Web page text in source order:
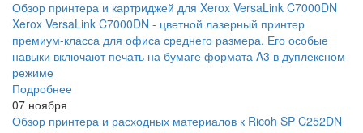
Обзор принтера и картриджей для Xerox VersaLink C7000DN
Xerox VersaLink C7000DN - цветной лазерный принтер
премиум-класса для офиса среднего размера. Его особые
навыки включают печать на бумаге формата A3 в дуплексном
режиме
Подробнее
07 ноября
Обзор принтера и расходных материалов к Ricoh SP C252DN